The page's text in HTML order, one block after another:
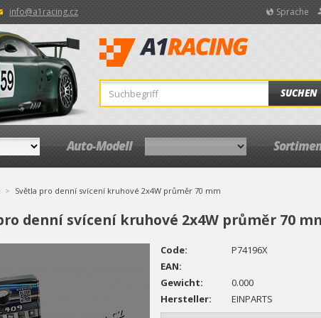
info@a1racing.cz Sprache
SUCHEN
Auto-Modell
Světla pro denní svícení kruhové 2x4W průměr 70 mm
denní svícení kruhové 2x4W průměr 70
Code:
P74196X
EAN:
Gewicht:
0.000
Hersteller:
EINPARTS